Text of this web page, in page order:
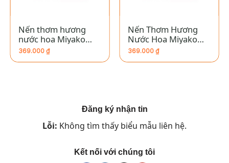
Nến thơm hương
nước hoa Miyako
Home “CINNAMON
CITRUS”
369.000 ₫
Nến Thơm Hương
Nước Hoa Miyako
Home “AQUARIUS”
369.000 ₫
Đăng ký nhận tin
Lỗi: Không tìm thấy biểu mẫu liên hệ.
Kết nối với chúng tôi